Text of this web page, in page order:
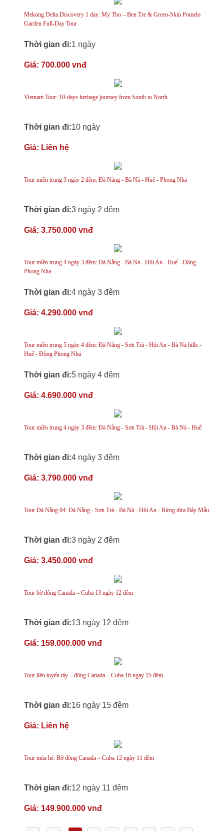
Mekong Delta Discovery 1 day: My Tho – Ben Tre & Green-Skin Pomelo
Garden Full-Day Tour
Thời gian đi:1 ngày
Giá: 700.000 vnđ
Vietnam Tour: 10-days heritage journey from South to North
Thời gian đi:10 ngày
Giá: Liên hệ
Tour miền trung 3 ngày 2 đêm: Đà Nẵng - Bà Nà - Huế - Phong Nha
Thời gian đi:3 ngày 2 đêm
Giá: 3.750.000 vnđ
Tour miền trung 4 ngày 3 đêm: Đà Nẵng - Bà Nà - Hội An - Huế - Động
Phong Nha
Thời gian đi:4 ngày 3 đêm
Giá: 4.290.000 vnđ
Tour miền trung 5 ngày 4 đêm: Đà Nẵng - Sơn Trà - Hội An - Bà Nà hills -
Huế - Động Phong Nha
Thời gian đi:5 ngày 4 đêm
Giá: 4.690.000 vnđ
Tour miền trung 4 ngày 3 đêm: Đà Nẵng - Sơn Trà - Hội An - Bà Nà - Huế
Thời gian đi:4 ngày 3 đêm
Giá: 3.790.000 vnđ
Tour Đà Nẵng 04: Đà Nẵng - Sơn Trà - Bà Nà - Hội An - Rừng dừa Bảy Mẫu
Thời gian đi:3 ngày 2 đêm
Giá: 3.450.000 vnđ
Tour bờ đông Canada – Cuba 13 ngày 12 đêm
Thời gian đi:13 ngày 12 đêm
Giá: 159.000.000 vnđ
Tour liên tuyến tây – đông Canada – Cuba 16 ngày 15 đêm
Thời gian đi:16 ngày 15 đêm
Giá: Liên hệ
Tour mùa hè: Bờ đông Canada – Cuba 12 ngày 11 đêm
Thời gian đi:12 ngày 11 đêm
Giá: 149.900.000 vnđ